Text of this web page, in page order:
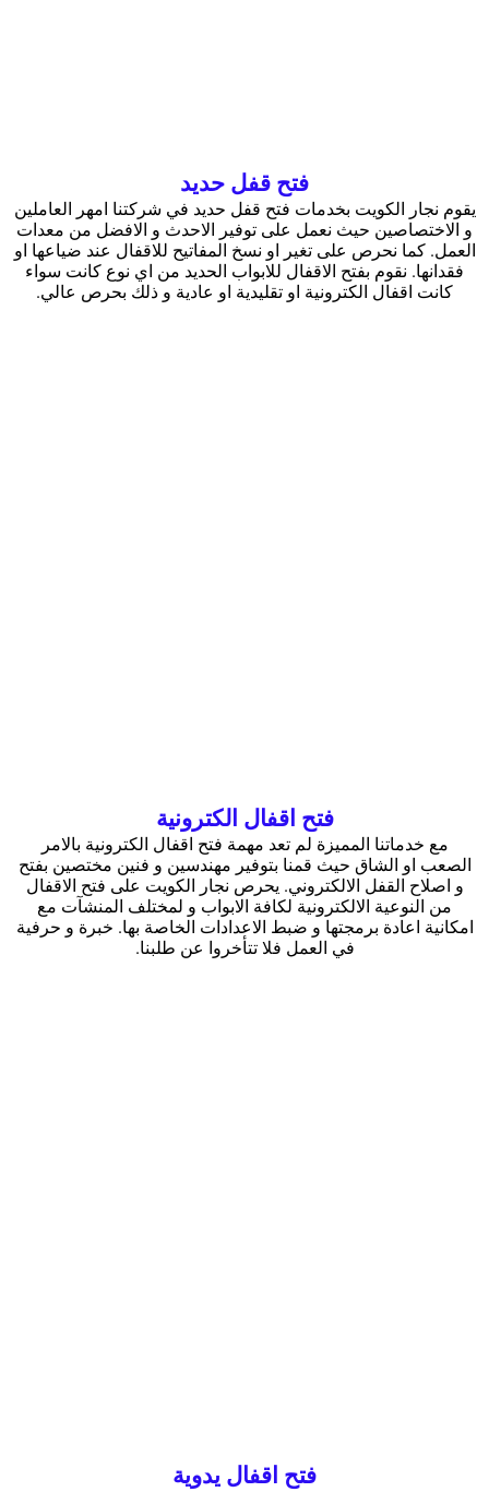
فتح قفل حديد
يقوم نجار الكويت بخدمات فتح قفل حديد في شركتنا امهر العاملين
و الاختصاصين حيث نعمل على توفير الاحدث و الافضل من معدات
العمل. كما نحرص على تغير او نسخ المفاتيح للاقفال عند ضياعها او
فقدانها. نقوم بفتح الاقفال للابواب الحديد من اي نوع كانت سواء
كانت اقفال الكترونية او تقليدية او عادية و ذلك بحرص عالي.
فتح اقفال الكترونية
مع خدماتنا المميزة لم تعد مهمة فتح اقفال الكترونية بالامر
الصعب او الشاق حيث قمنا بتوفير مهندسين و فنين مختصين بفتح
و اصلاح القفل الالكتروني. يحرص نجار الكويت على فتح الاقفال
من النوعية الالكترونية لكافة الابواب و لمختلف المنشآت مع
امكانية اعادة برمجتها و ضبط الاعدادات الخاصة بها. خبرة و حرفية
في العمل فلا تتأخروا عن طلبنا.
فتح اقفال يدوية